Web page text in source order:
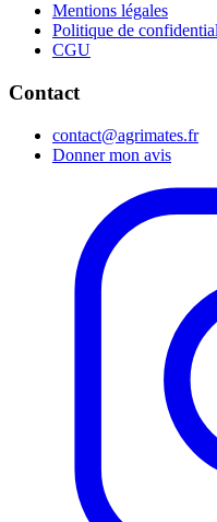
Mentions légales
Politique de
CGU
Contact
contact@agrimates.fr
Donner mon avis